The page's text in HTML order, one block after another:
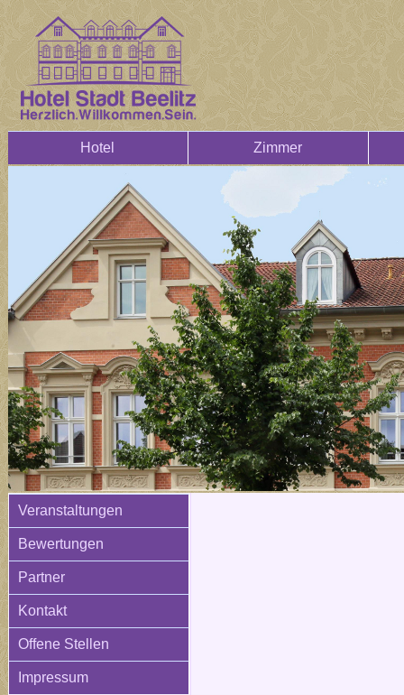
Hotel Zimmer
Veranstaltungen
Bewertungen
Partner
Kontakt
Offene Stellen
Impressum